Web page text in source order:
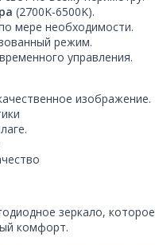
(2700K-6500K).
мере необходимости.
режим.
управления.
изображение.
зеркало, которое
комфорт.